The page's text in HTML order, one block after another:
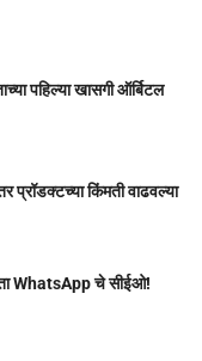
पहिल्या खासगी ऑर्बिटल
किंमती वाढवल्या
WhatsApp चे सीईओ!